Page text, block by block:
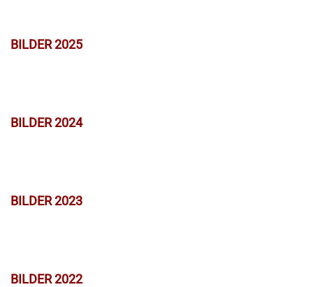
BILDER 2025
BILDER 2024
BILDER 2023
BILDER 2022